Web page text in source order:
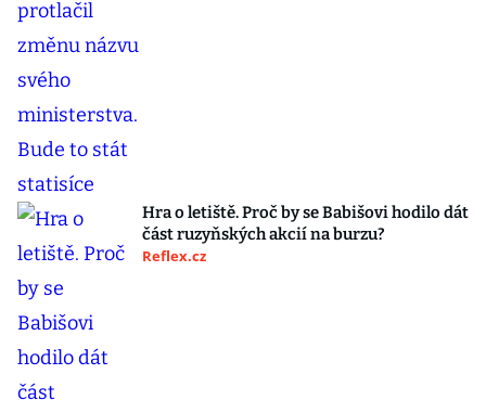
Hra o letiště. Proč by se Babišovi hodilo dát
část ruzyňských akcií na burzu?
Reflex.cz